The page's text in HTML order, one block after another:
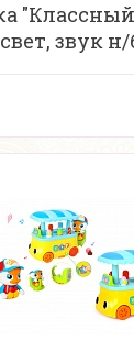
свет, звук